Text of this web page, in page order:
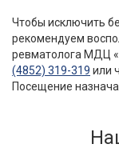
Чтобы исключить
рекомендуем
ревматолога МДЦ
(4852) 319-319 или
Посещение